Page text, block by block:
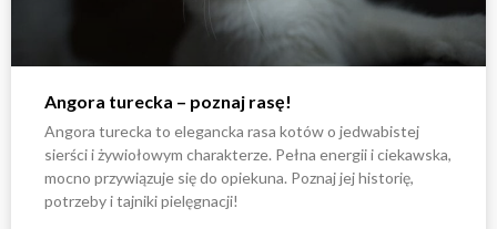
Angora turecka – poznaj rasę!
Angora turecka to elegancka rasa kotów o jedwabistej
sierści i żywiołowym charakterze. Pełna energii i ciekawska,
mocno przywiązuje się do opiekuna. Poznaj jej historię,
potrzeby i tajniki pielęgnacji!